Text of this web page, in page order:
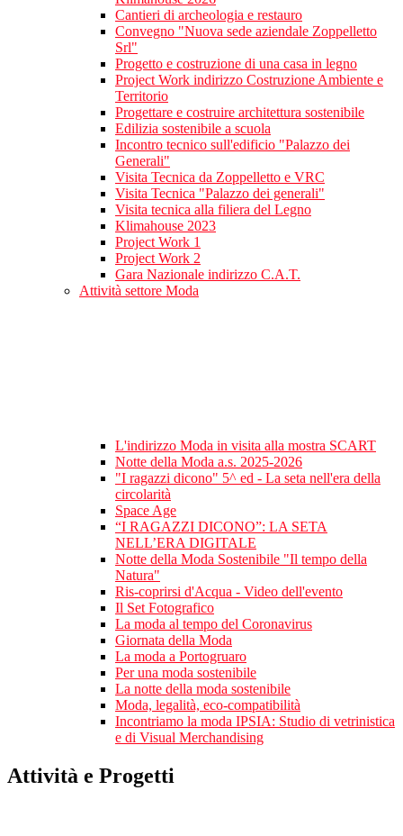
Cantieri di archeologia e restauro
Convegno "Nuova sede aziendale Zoppelletto
Srl"
Progetto e costruzione di una casa in legno
Project Work indirizzo Costruzione Ambiente e
Territorio
Progettare e costruire architettura sostenibile
Edilizia sostenibile a scuola
Incontro tecnico sull'edificio "Palazzo dei
Generali"
Visita Tecnica da Zoppelletto e VRC
Visita Tecnica "Palazzo dei generali"
Visita tecnica alla filiera del Legno
Klimahouse 2023
Project Work 1
Project Work 2
Gara Nazionale indirizzo C.A.T.
Attività settore Moda
L'indirizzo Moda in visita alla mostra SCART
Notte della Moda a.s. 2025-2026
"I ragazzi dicono" 5^ ed - La seta nell'era della
circolarità
Space Age
“I RAGAZZI DICONO”: LA SETA
NELL’ERA DIGITALE
Notte della Moda Sostenibile "Il tempo della
Natura"
Ris-coprirsi d'Acqua - Video dell'evento
Il Set Fotografico
La moda al tempo del Coronavirus
Giornata della Moda
La moda a Portogruaro
Per una moda sostenibile
La notte della moda sostenibile
Moda, legalità, eco-compatibilità
Incontriamo la moda IPSIA: Studio di vetrinistica
e di Visual Merchandising
Attività e Progetti